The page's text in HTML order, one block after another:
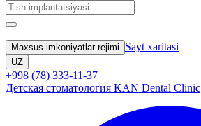
Maxsus imkoniyatlar rejimi Sayt xaritasi
UZ
+998 (78) 333-11-37
Детская стоматология KAN Dental Clinic